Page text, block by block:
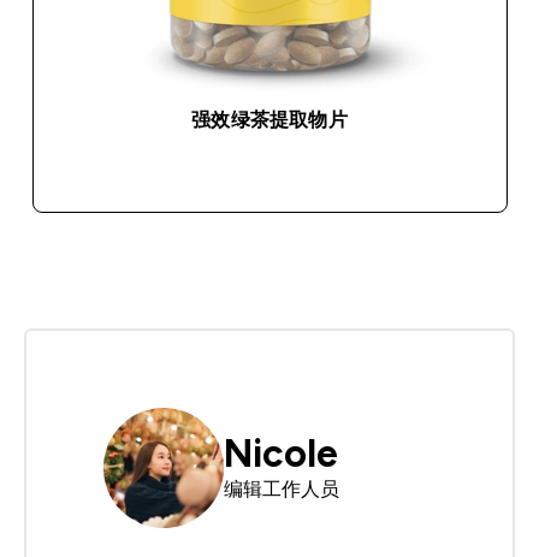
强效绿茶提取物片
Nicole
编辑工作人员